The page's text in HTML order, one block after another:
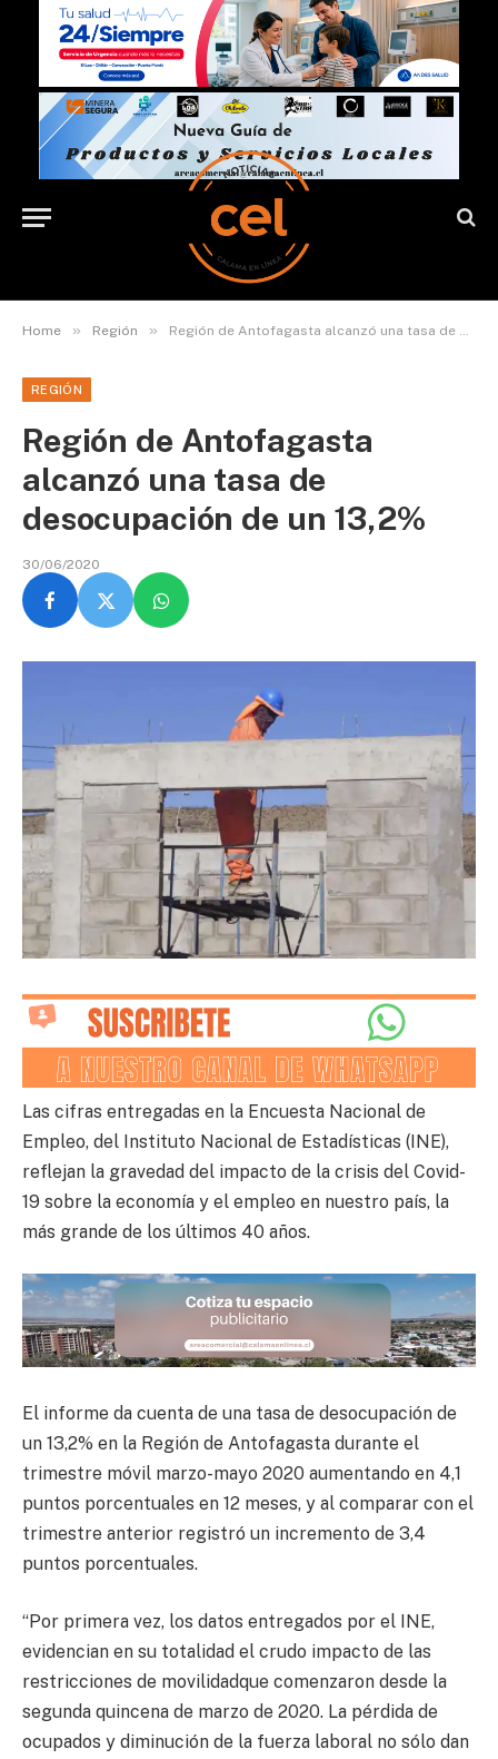
Home » Región » Región de Antofagasta alcanzó una tasa de desocupación de un 13,2%
REGIÓN
Región de Antofagasta
alcanzó una tasa de
desocupación de un 13,2%
30/06/2020
Las cifras entregadas en la Encuesta Nacional de
Empleo, del Instituto Nacional de Estadísticas (INE),
reflejan la gravedad del impacto de la crisis del Covid-
19 sobre la economía y el empleo en nuestro país, la
más grande de los últimos 40 años.
El informe da cuenta de una tasa de desocupación de
un 13,2% en la Región de Antofagasta durante el
trimestre móvil marzo-mayo 2020 aumentando en 4,1
puntos porcentuales en 12 meses, y al comparar con el
trimestre anterior registró un incremento de 3,4
puntos porcentuales.
“Por primera vez, los datos entregados por el INE,
evidencian en su totalidad el crudo impacto de las
restricciones de movilidadque comenzaron desde la
segunda quincena de marzo de 2020. La pérdida de
ocupados y diminución de la fuerza laboral no sólo dan